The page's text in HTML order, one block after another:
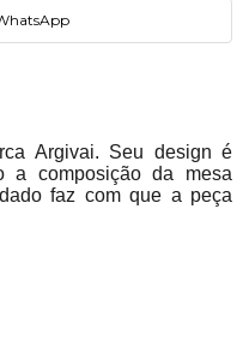
Argivai. Seu design é
a composição da mesa
faz com que a peça